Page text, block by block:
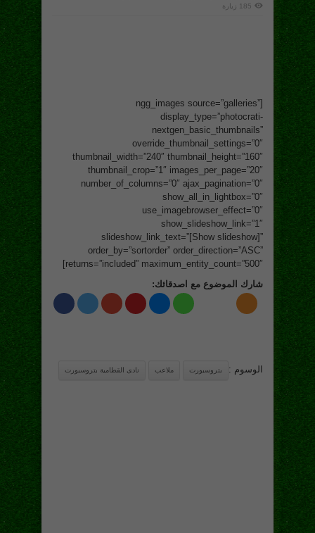
185 زيارة
[ngg_images source=”galleries”
display_type=”photocrati-
nextgen_basic_thumbnails”
override_thumbnail_settings=”0″
thumbnail_width=”240″ thumbnail_height=”160″
thumbnail_crop=”1″ images_per_page=”20″
number_of_columns=”0″ ajax_pagination=”0″
show_all_in_lightbox=”0″
use_imagebrowser_effect=”0″
show_slideshow_link=”1″
slideshow_link_text=”[Show slideshow]”
order_by=”sortorder” order_direction=”ASC”
returns=”included” maximum_entity_count=”500″]
شارك الموضوع مع اصدقائك:
الوسوم : بتروسبورت ملاعب نادى القطامية بتروسبورت